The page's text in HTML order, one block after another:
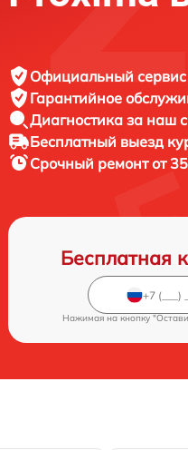
Официальный сервис
Гарантийное
Диагностика за наш
Бесплатный выезд
Срочный ремонтот
Бесплатная
Нажимая на кнопку